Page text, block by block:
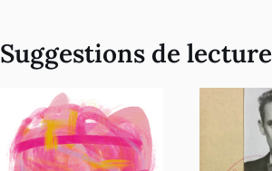
Suggestions de lecture